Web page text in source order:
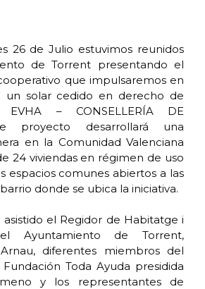
26 de Julio estuvimos reunidos
de Torrent presentando el
que impulsaremos en
un solar cedido en derecho de
– CONSELLERÍA DE
proyecto desarrollará una
en la Comunidad Valenciana
24 viviendas en régimen de uso
espacios comunes abiertos a las
donde se ubica la iniciativa.
el Regidor de Habitatge i
Ayuntamiento de Torrent,
diferentes miembros del
Toda Ayuda presidida
y los representantes de